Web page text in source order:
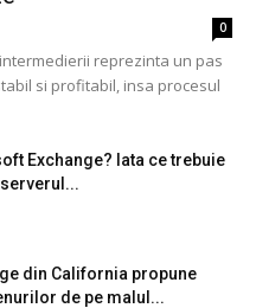
0
reprezinta un pas
si profitabil, insa procesul
Exchange? Iata ce trebuie
din California propune
de pe malul...